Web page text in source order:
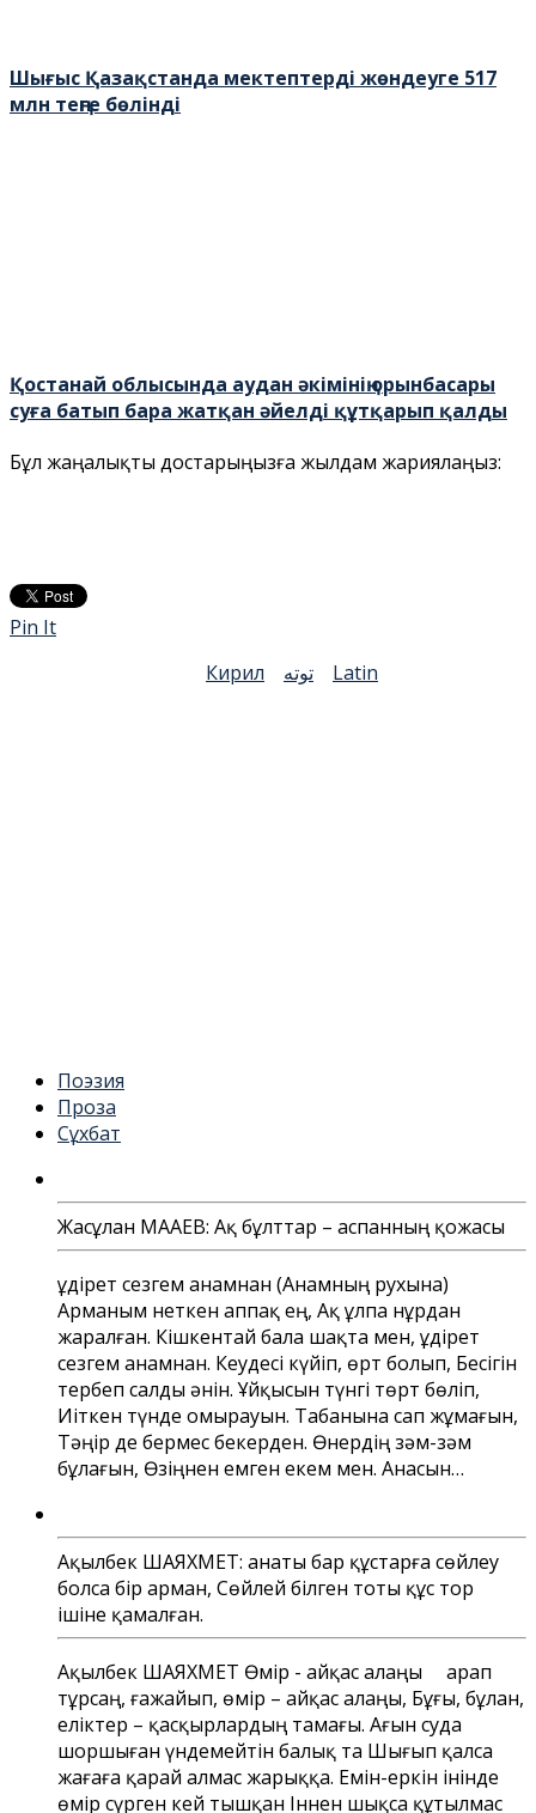
Шығыс Қазақстанда мектептерді жөндеуге 517
млн теңге бөлінді
Қостанай облысында аудан әкімінің орынбасары
суға батып бара жатқан әйелді құтқарып қалды
Бұл жаңалықты достарыңызға жылдам жариялаңыз:
Pin It
Кирил
توتە Latin
Поэзия
Проза
Сұхбат
Жасұлан МАҚАЕВ: Ақ бұлттар – аспанның қожасы
Құдірет сезгем анамнан (Анамның рухына)
Арманым неткен аппақ ең, Ақ ұлпа нұрдан
жаралған. Кішкентай бала шақта мен, Құдірет
сезгем анамнан. Кеудесі күйіп, өрт болып, Бесігін
тербеп салды әнін. Ұйқысын түнгі төрт бөліп,
Иіткен түнде омырауын. Табанына сап жұмағын,
Тәңір де бермес бекерден. Өнердің зәм-зәм
бұлағын, Өзіңнен емген екем мен. Анасын…
Ақылбек ШАЯХМЕТ: Қанаты бар құстарға сөйлеу
болса бір арман, Сөйлей білген тоты құс тор
ішіне қамалған.
Ақылбек ШАЯХМЕТ Өмір - айқас алаңы Қарап
тұрсаң, ғажайып, өмір – айқас алаңы, Бұғы, бұлан,
еліктер – қасқырлардың тамағы. Ағын суда
шоршыған үндемейтін балық та Шығып қалса
жағаға қарай алмас жарыққа. Емін-еркін інінде
өмір сүрген кей тышқан Іннен шықса құтылмас